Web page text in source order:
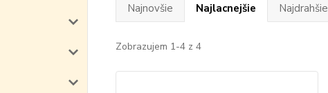
Najnovšie Najlacnejšie Najdrahšie
Zobrazujem 1-4 z 4